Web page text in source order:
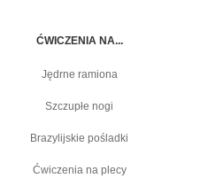
ĆWICZENIA NA...
Jędrne ramiona
Szczupłe nogi
Brazylijskie pośladki
Ćwiczenia na plecy